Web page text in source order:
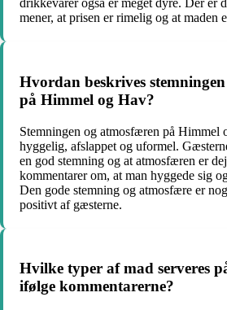
drikkevarer også er meget dyre. Der er
mener, at prisen er rimelig og at maden
Hvordan beskrives
på Himmel og Hav?
Stemningen og atmosfæren på Himmel
hyggelig, afslappet og uformel.
en god stemning og at atmosfæren er
kommentarer om, at man hyggede sig
Den gode stemning og atmosfære er
positivt af gæsterne.
Hvilke typer af mad serveres
ifølge kommentarerne?